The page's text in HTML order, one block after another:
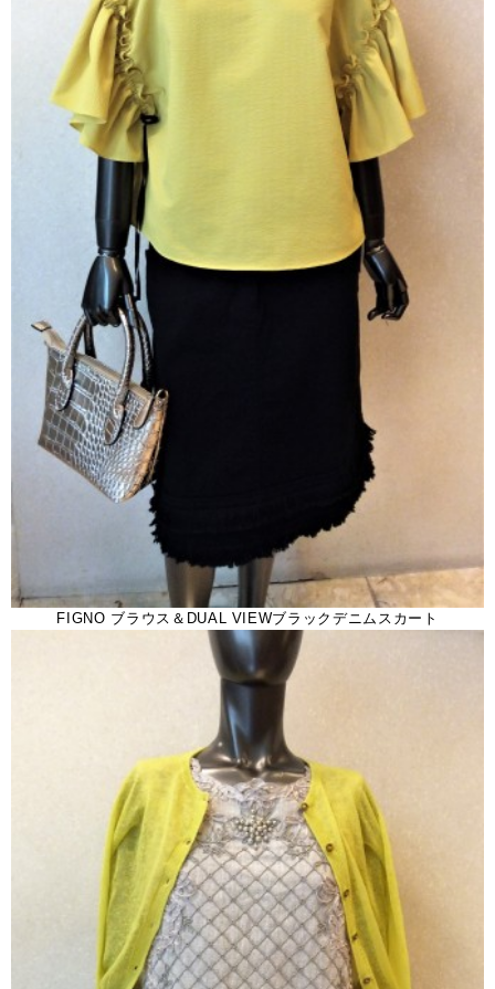
FIGNO ブラウス＆DUAL VIEWブラックデニムスカート